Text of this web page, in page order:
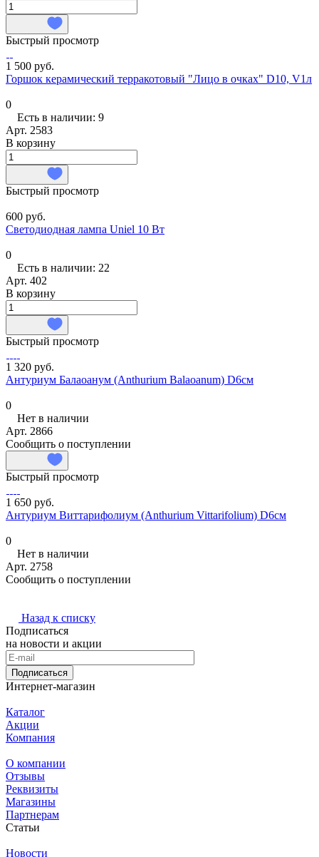
Быстрый просмотр
1 500 руб.
Горшок керамический терракотовый "Лицо в очках" D10, V1л
0
Есть в наличии: 9
Арт. 2583
В корзину
Быстрый просмотр
600 руб.
Светодиодная лампа Uniel 10 Вт
0
Есть в наличии: 22
Арт. 402
В корзину
Быстрый просмотр
1 320 руб.
Антуриум Балаоанум (Anthurium Balaoanum) D6см
0
Нет в наличии
Арт. 2866
Сообщить о поступлении
Быстрый просмотр
1 650 руб.
Антуриум Виттарифолиум (Anthurium Vittarifolium) D6см
0
Нет в наличии
Арт. 2758
Сообщить о поступлении
Назад к списку
Подписаться
на новости и акции
Подписаться
Интернет-магазин
Каталог
Акции
Компания
О компании
Отзывы
Реквизиты
Магазины
Партнерам
Статьи
Новости